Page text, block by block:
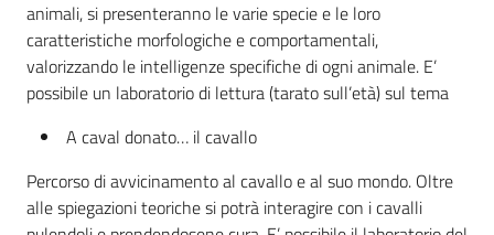
animali, si presenteranno le varie specie e le loro
caratteristiche morfologiche e comportamentali,
valorizzando le intelligenze specifiche di ogni animale. E’
possibile un laboratorio di lettura (tarato sull’età) sul tema
A caval donato… il cavallo
Percorso di avvicinamento al cavallo e al suo mondo. Oltre
alle spiegazioni teoriche si potrà interagire con i cavalli